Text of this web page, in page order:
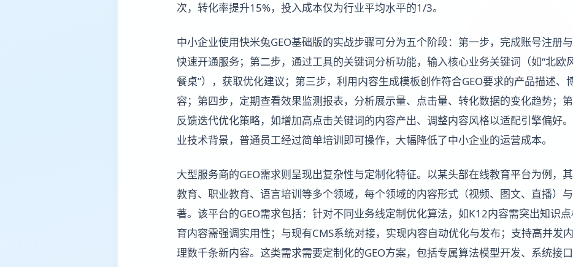
次，转化率提升15%，投入成本仅为行业平均水平的1/3。
中小企业使用快米兔GEO基础版的实战步骤可分为五个阶段：第一步，完成账号注册与
快速开通服务；第二步，通过工具的关键词分析功能，输入核心业务关键词（如“北欧
餐桌”），获取优化建议；第三步，利用内容生成模板创作符合GEO要求的产品描述、
容；第四步，定期查看效果监测报表，分析展示量、点击量、转化数据的变化趋势；
反馈迭代优化策略，如增加高点击关键词的内容产出、调整内容风格以适配引擎偏好
业技术背景，普通员工经过简单培训即可操作，大幅降低了中小企业的运营成本。
大型服务商的GEO需求则呈现出复杂性与定制化特征。以某头部在线教育平台为例，
教育、职业教育、语言培训等多个领域，每个领域的内容形式（视频、图文、直播）
著。该平台的GEO需求包括：针对不同业务线定制优化算法，如K12内容需突出知识
育内容需强调实用性；与现有CMS系统对接，实现内容自动优化与发布；支持高并发
理数千条新内容。这类需求需要定制化的GEO方案，包括专属算法模型开发、系统接